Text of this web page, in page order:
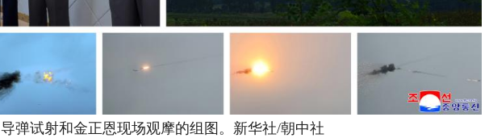
导弹试射和金正恩现场观摩的组图。新华社/朝中社